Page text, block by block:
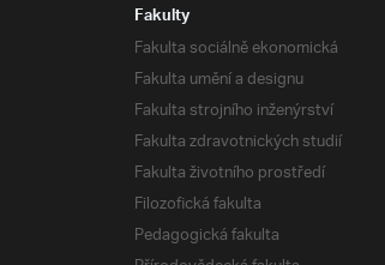
Fakulty
Fakulta sociálně ekonomická
Fakulta umění a designu
Fakulta strojního inženýrství
Fakulta zdravotnických studií
Fakulta životního prostředí
Filozofická fakulta
Pedagogická fakulta